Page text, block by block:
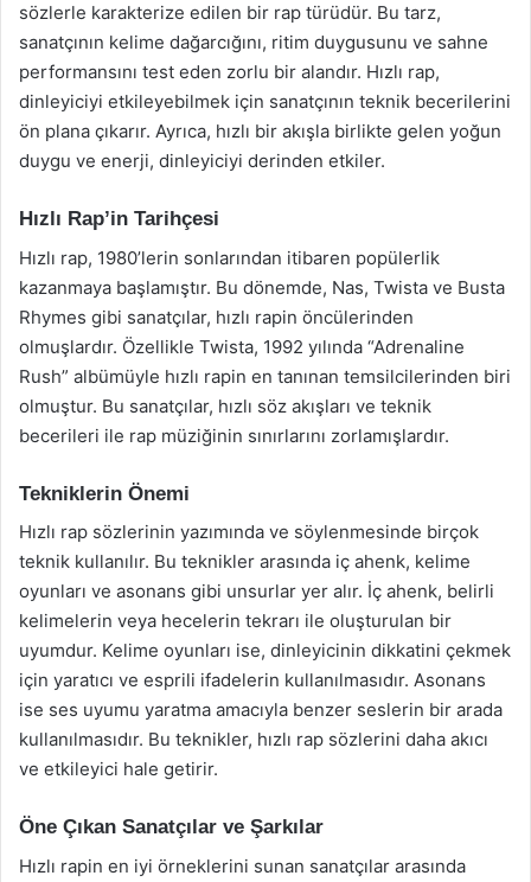
sözlerle karakterize edilen bir rap türüdür. Bu tarz,
sanatçının kelime dağarcığını, ritim duygusunu ve sahne
performansını test eden zorlu bir alandır. Hızlı rap,
dinleyiciyi etkileyebilmek için sanatçının teknik becerilerini
ön plana çıkarır. Ayrıca, hızlı bir akışla birlikte gelen yoğun
duygu ve enerji, dinleyiciyi derinden etkiler.
Hızlı Rap’in Tarihçesi
Hızlı rap, 1980’lerin sonlarından itibaren popülerlik
kazanmaya başlamıştır. Bu dönemde, Nas, Twista ve Busta
Rhymes gibi sanatçılar, hızlı rapin öncülerinden
olmuşlardır. Özellikle Twista, 1992 yılında “Adrenaline
Rush” albümüyle hızlı rapin en tanınan temsilcilerinden biri
olmuştur. Bu sanatçılar, hızlı söz akışları ve teknik
becerileri ile rap müziğinin sınırlarını zorlamışlardır.
Tekniklerin Önemi
Hızlı rap sözlerinin yazımında ve söylenmesinde birçok
teknik kullanılır. Bu teknikler arasında iç ahenk, kelime
oyunları ve asonans gibi unsurlar yer alır. İç ahenk, belirli
kelimelerin veya hecelerin tekrarı ile oluşturulan bir
uyumdur. Kelime oyunları ise, dinleyicinin dikkatini çekmek
için yaratıcı ve esprili ifadelerin kullanılmasıdır. Asonans
ise ses uyumu yaratma amacıyla benzer seslerin bir arada
kullanılmasıdır. Bu teknikler, hızlı rap sözlerini daha akıcı
ve etkileyici hale getirir.
Öne Çıkan Sanatçılar ve Şarkılar
Hızlı rapin en iyi örneklerini sunan sanatçılar arasında